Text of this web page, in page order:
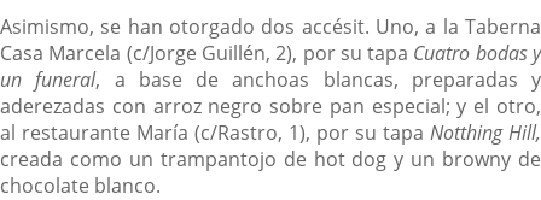
Asimismo, se han otorgado dos accésit. Uno, a la Taberna
Casa Marcela (c/Jorge Guillén, 2), por su tapa Cuatro bodas y
un funeral, a base de anchoas blancas, preparadas y
aderezadas con arroz negro sobre pan especial; y el otro,
al restaurante María (c/Rastro, 1), por su tapa Notthing Hill,
creada como un trampantojo de hot dog y un browny de
chocolate blanco.